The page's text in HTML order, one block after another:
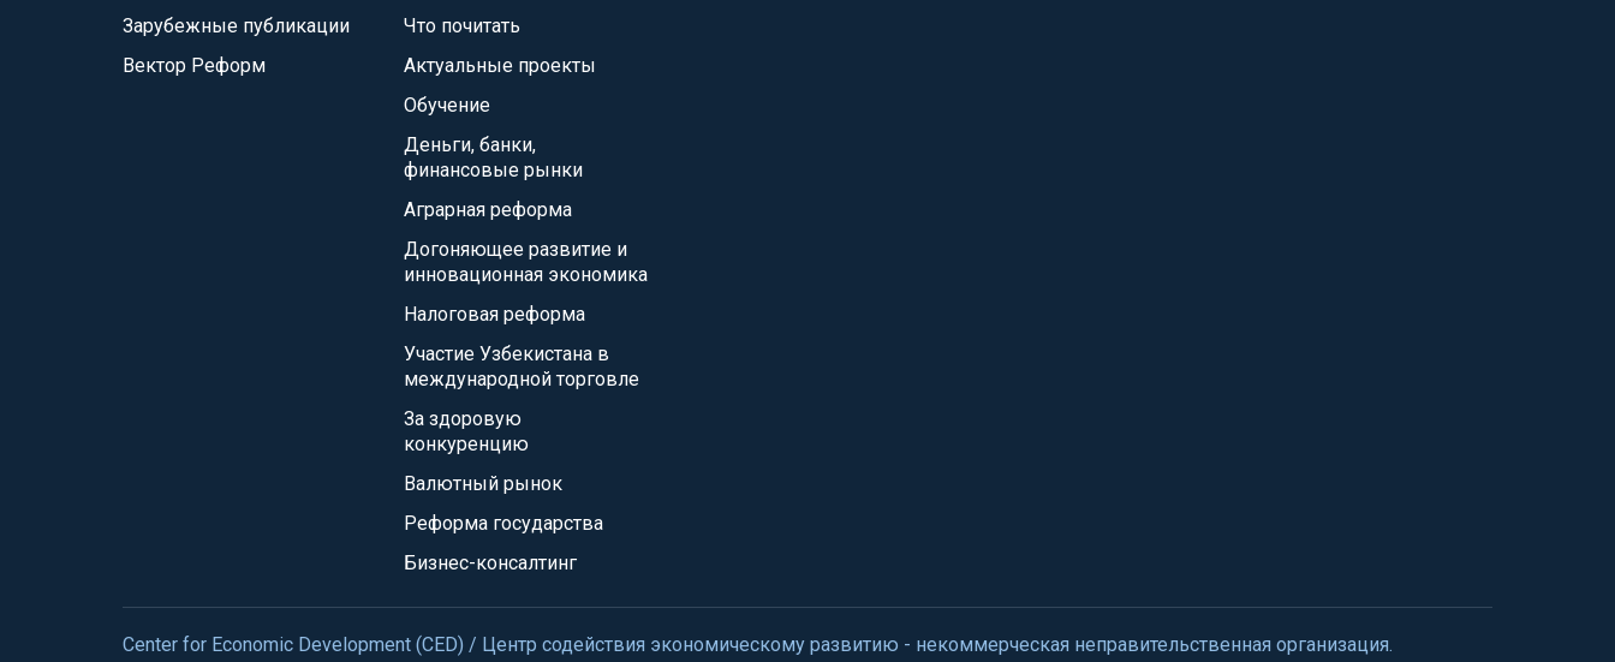
Зарубежные публикации
Вектор Реформ
Что почитать
Актуальные проекты
Обучение
Деньги, банки,
финансовые рынки
Аграрная реформа
Догоняющее развитие и
инновационная экономика
Налоговая реформа
Участие Узбекистана в
международной торговле
За здоровую
конкуренцию
Валютный рынок
Реформа государства
Бизнес-консалтинг
Center for Economic Development (CED) / Центр содействия экономическому развитию - некоммерческая неправительственная организация.